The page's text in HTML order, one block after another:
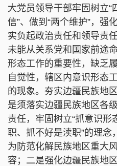
大党员领导干部牢固树立“
信”、做到“两个维护”，强
实负起政治责任和领导责
未能从关系党和国家前途
形态工作的重要性，缺乏
自觉性，辖区内意识形态
的现象。夯实边疆民族地
是须落实边疆民族地区各
责任，牢固树立“抓意识形
职、抓不好是渎职”的理念
为防范化解民族地区重大
容；二是强化边疆民族地